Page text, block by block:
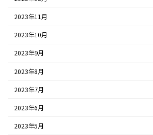
2023年11月
2023年10月
2023年9月
2023年8月
2023年7月
2023年6月
2023年5月